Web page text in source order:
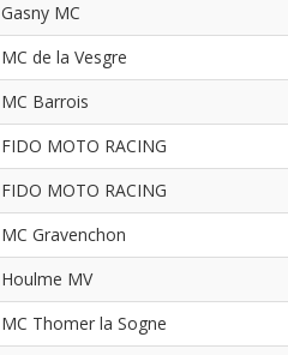
Gasny MC
MC de la Vesgre
MC Barrois
FIDO MOTO RACING
FIDO MOTO RACING
MC Gravenchon
Houlme MV
MC Thomer la Sogne